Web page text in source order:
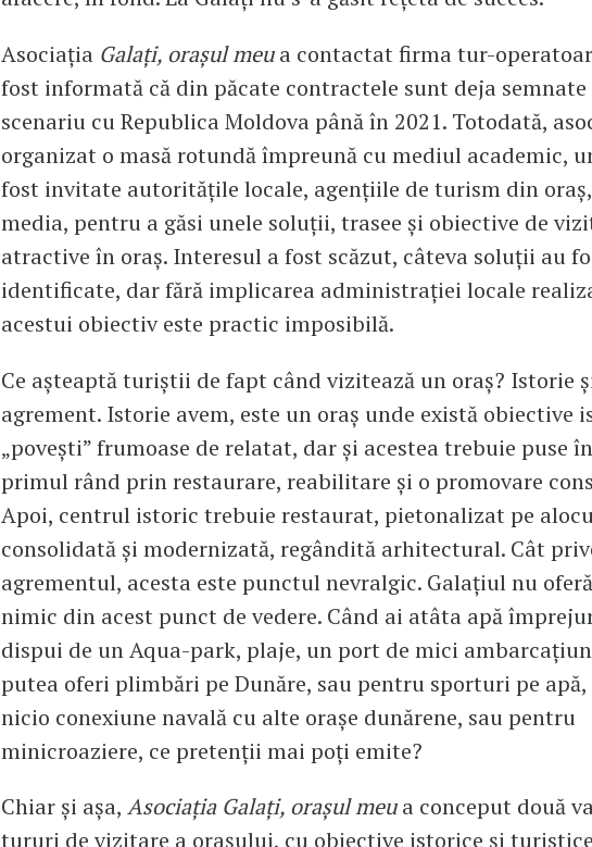
Asociația Galați, orașul meua contactat firma tur-
fost informată că din păcate contractele sunt deja
scenariu cu Republica Moldova până în 2021. Totodată,
organizat o masă rotundă împreună cu mediul academic,
fost invitate autoritățile locale, agențiile de turism din
media, pentru a găsi unele soluții, trasee și obiective de
atractive în oraș. Interesul a fost scăzut, câteva soluții au
identificate, dar fără implicarea administrației locale
acestui obiectiv este practic imposibilă.
Ce așteaptă turiștii de fapt când vizitează un oraș? Istorie
agrement. Istorie avem, este un oraș unde există obiective
„povești” frumoase de relatat, dar și acestea trebuie puse
primul rând prin restaurare, reabilitare și o promovare
Apoi, centrul istoric trebuie restaurat, pietonalizat pe
consolidată și modernizată, regândită arhitectural. Cât
agrementul, acesta este punctul nevralgic. Galațiul nu
nimic din acest punct de vedere. Când ai atâta apă
dispui de un Aqua-park, plaje, un port de mici
putea oferi plimbări pe Dunăre, sau pentru sporturi pe
nicio conexiune navală cu alte orașe dunărene, sau pentru
minicroaziere, ce pretenții mai poți emite?
Chiar și așa, Asociația Galați, orașul meua conceput două
tururi de vizitare a orașului, cu obiective istorice și